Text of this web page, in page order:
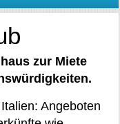
zur Miete
Angeboten